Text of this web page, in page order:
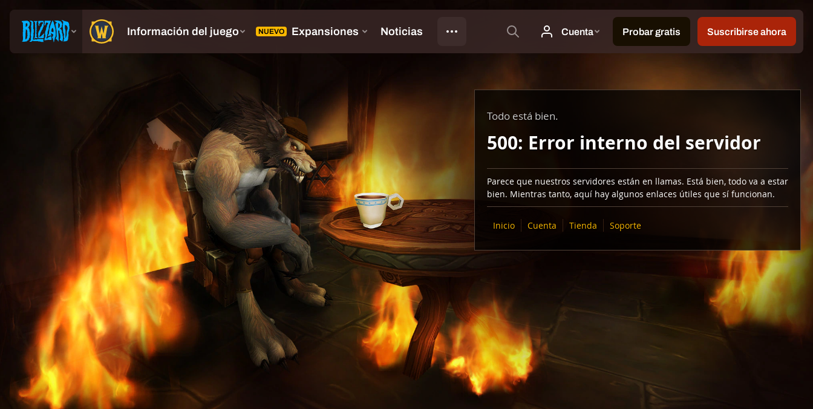
Todo está bien.
500: Error interno del servidor
Parece que nuestros servidores están en llamas. Está bien, todo va a estar
bien. Mientras tanto, aquí hay algunos enlaces útiles que sí funcionan.
Inicio Cuenta Tienda Soporte